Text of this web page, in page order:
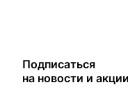
Подписаться
на новости и акции